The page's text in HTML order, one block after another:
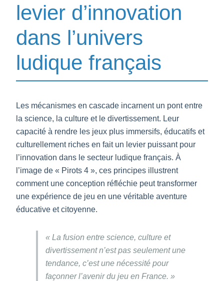
levier d’innovation
dans l’univers
ludique français
Les mécanismes en cascade incarnent un pont entre
la science, la culture et le divertissement. Leur
capacité à rendre les jeux plus immersifs, éducatifs et
culturellement riches en fait un levier puissant pour
l’innovation dans le secteur ludique français. À
l’image de « Pirots 4 », ces principes illustrent
comment une conception réfléchie peut transformer
une expérience de jeu en une véritable aventure
éducative et citoyenne.
« La fusion entre science, culture et
divertissement n’est pas seulement une
tendance, c’est une nécessité pour
façonner l’avenir du jeu en France. »